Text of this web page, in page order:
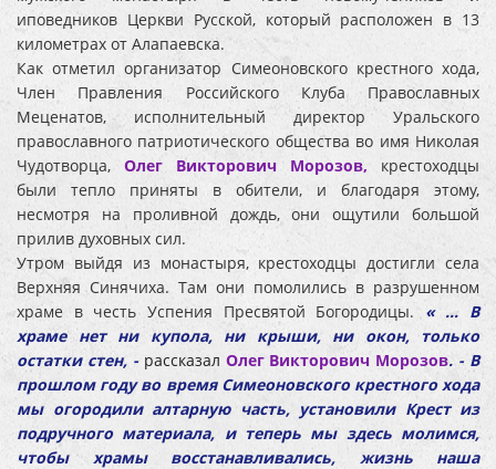
иповедников Церкви Русской, который расположен в 13
километрах от Алапаевска.
Как отметил организатор Симеоновского крестного хода,
Член Правления Российского Клуба Православных
Меценатов, исполнительный директор Уральского
православного патриотического общества во имя Николая
Чудотворца, Олег Викторович Морозов, крестоходцы
были тепло приняты в обители, и благодаря этому,
несмотря на проливной дождь, они ощутили большой
прилив духовных сил.
Утром выйдя из монастыря, крестоходцы достигли села
Верхняя Синячиха. Там они помолились в разрушенном
храме в честь Успения Пресвятой Богородицы. « … В
храме нет ни купола, ни крыши, ни окон, только
остатки стен, - рассказал Олег Викторович Морозов. - В
прошлом году во время Симеоновского крестного хода
мы огородили алтарную часть, установили Крест из
подручного материала, и теперь мы здесь молимся,
чтобы храмы восстанавливались, жизнь наша